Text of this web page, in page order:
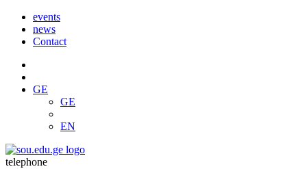
events
news
Contact
GE
GE
EN
telephone